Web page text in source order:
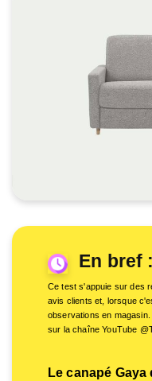
En bref :
Ce test s'appuie sur des
avis clients et, lorsque
observations en
sur la chaîne YouTube
Le canapé